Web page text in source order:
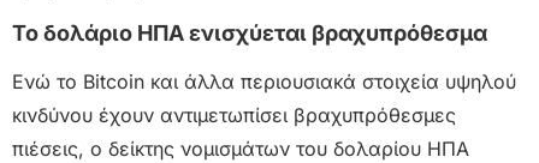
Το δολάριο ΗΠΑ ενισχύεται βραχυπρόθεσμα
Ενώ το Bitcoin και άλλα περιουσιακά στοιχεία υψηλού
κινδύνου έχουν αντιμετωπίσει βραχυπρόθεσμες
πιέσεις, ο δείκτης νομισμάτων του δολαρίου ΗΠΑ